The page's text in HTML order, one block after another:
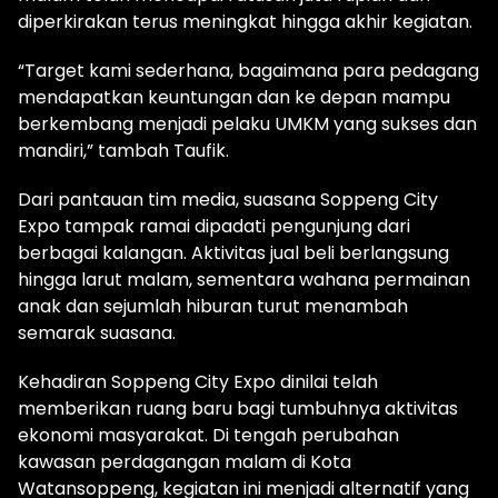
diperkirakan terus meningkat hingga akhir kegiatan.
“Target kami sederhana, bagaimana para pedagang
mendapatkan keuntungan dan ke depan mampu
berkembang menjadi pelaku UMKM yang sukses dan
mandiri,” tambah Taufik.
Dari pantauan tim media, suasana Soppeng City
Expo tampak ramai dipadati pengunjung dari
berbagai kalangan. Aktivitas jual beli berlangsung
hingga larut malam, sementara wahana permainan
anak dan sejumlah hiburan turut menambah
semarak suasana.
Kehadiran Soppeng City Expo dinilai telah
memberikan ruang baru bagi tumbuhnya aktivitas
ekonomi masyarakat. Di tengah perubahan
kawasan perdagangan malam di Kota
Watansoppeng, kegiatan ini menjadi alternatif yang